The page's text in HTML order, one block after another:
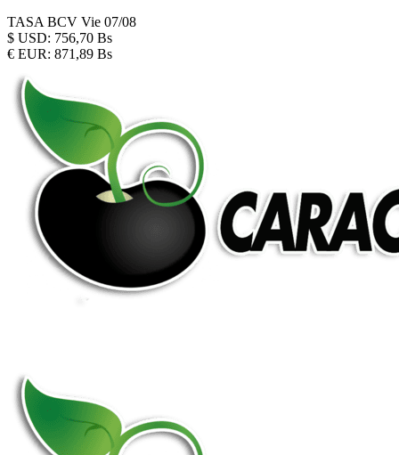
TASA BCV Vie 07/08
$ USD: 756,70 Bs
€ EUR: 871,89 Bs